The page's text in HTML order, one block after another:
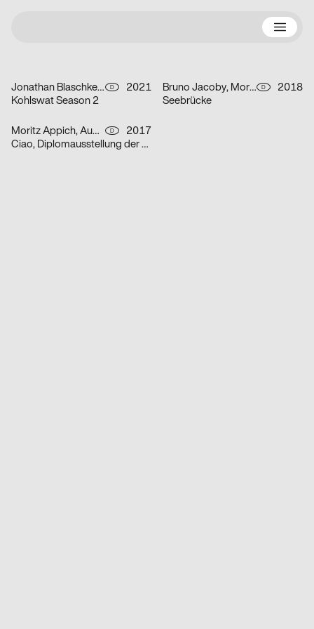
Jonathan Blaschke, Bruno Jacoby D
2021
Kohlswat Season 2
Bruno Jacoby, Moritz Appich, Johanna Schäfer D
2018
Seebrücke
Moritz Appich, Audretsch Massimiliano, Bruno Jacoby D
2017
Ciao, Diplomausstellung der HfG Karlsruhe